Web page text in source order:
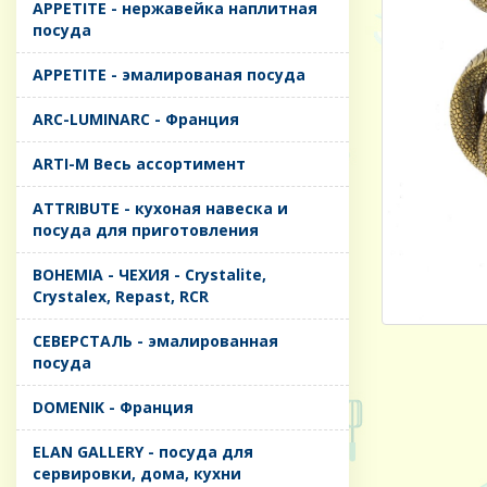
APPETITE - нержавейка наплитная
посуда
APPETITE - эмалированая посуда
ARC-LUMINARC - Франция
ARTI-M Весь ассортимент
ATTRIBUTE - кухоная навеска и
посуда для приготовления
BOHEMIA - ЧЕХИЯ - Crystalite,
Crystalex, Repast, RCR
CЕВЕРСТАЛЬ - эмалированная
посуда
DOMENIK - Франция
ELAN GALLERY - посуда для
сервировки, дома, кухни